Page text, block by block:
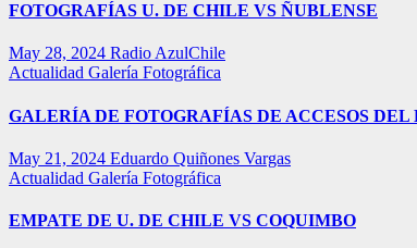
FOTOGRAFÍAS U. DE CHILE VS ÑUBLENSE
May 28, 2024 Radio AzulChile
Actualidad Galería Fotográfica
GALERÍA DE FOTOGRAFÍAS DE ACCESOS
May 21, 2024 Eduardo Quiñones Vargas
Actualidad Galería Fotográfica
EMPATE DE U. DE CHILE VS COQUIMBO